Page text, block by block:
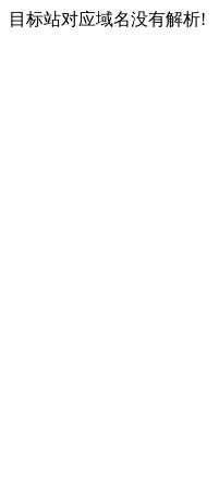
目标站对应域名没有解析!